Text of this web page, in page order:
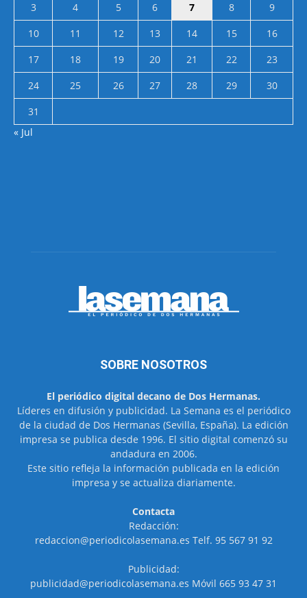
3
4 5 6 7 8
9
10
11 12 13 14 15
16
17
18 19 20 21 22
23
24
25 26 27 28 29
30
31
« Jul
SOBRE NOSOTROS
El periódico digital decano de Dos Hermanas.
Líderes en difusión y publicidad. La Semana es el periódico
de la ciudad de Dos Hermanas (Sevilla, España). La edición
impresa se publica desde 1996. El sitio digital comenzó su
andadura en 2006.
Este sitio refleja la información publicada en la edición
impresa y se actualiza diariamente.
Contacta
Redacción:
redaccion@periodicolasemana.es Telf. 95 567 91 92
Publicidad:
publicidad@periodicolasemana.es Móvil 665 93 47 31